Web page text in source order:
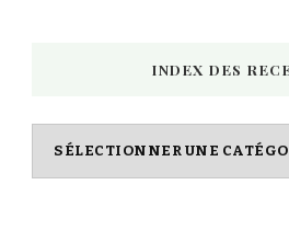
INDEX DES
Index